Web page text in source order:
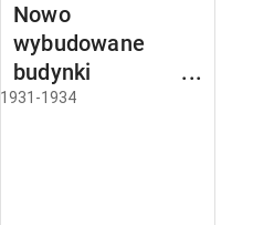
Nowo
wybudowane
budynki w
Częstochowie
1931-1934